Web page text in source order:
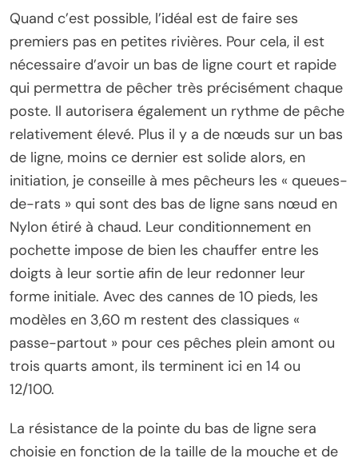
Quand c’est possible, l’idéal est de faire ses
premiers pas en petites rivières. Pour cela, il est
nécessaire d’avoir un bas de ligne court et rapide
qui permettra de pêcher très précisément chaque
poste. Il autorisera également un rythme de pêche
relativement élevé. Plus il y a de nœuds sur un bas
de ligne, moins ce dernier est solide alors, en
initiation, je conseille à mes pêcheurs les « queues-
de-rats » qui sont des bas de ligne sans nœud en
Nylon étiré à chaud. Leur conditionnement en
pochette impose de bien les chauffer entre les
doigts à leur sortie afin de leur redonner leur
forme initiale. Avec des cannes de 10 pieds, les
modèles en 3,60 m restent des classiques «
passe-partout » pour ces pêches plein amont ou
trois quarts amont, ils terminent ici en 14 ou
12/100.
La résistance de la pointe du bas de ligne sera
choisie en fonction de la taille de la mouche et de